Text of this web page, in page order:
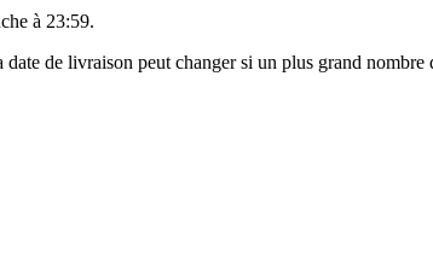
à 23:59.
de livraison peut changer si un plus grand nombre